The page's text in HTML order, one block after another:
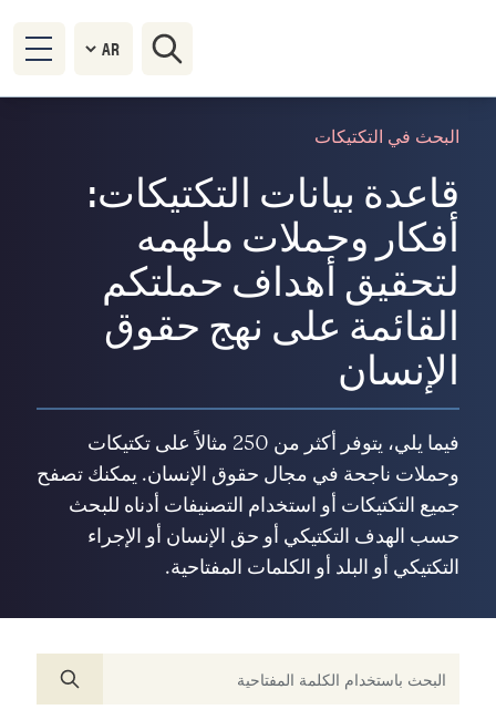
البحث في التكتيكات
قاعدة بيانات التكتيكات:
أفكار وحملات ملهمه
لتحقيق أهداف حملتكم
القائمة على نهج حقوق
الإنسان
فيما يلي، يتوفر أكثر من 250 مثالاً على تكتيكات
وحملات ناجحة في مجال حقوق الإنسان. يمكنك تصفح
جميع التكتيكات أو استخدام التصنيفات أدناه للبحث
حسب الهدف التكتيكي أو حق الإنسان أو الإجراء
التكتيكي أو البلد أو الكلمات المفتاحية.